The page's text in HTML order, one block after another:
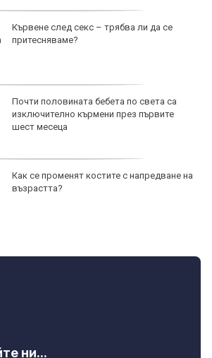
Кървене след секс – трябва ли да се
притесняваме?
Почти половината бебета по света са
изключително кърмени през първите
шест месеца
Как се променят костите с напредване на
възрастта?
ни...